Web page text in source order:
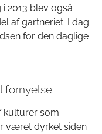
2013 blev også
af gartneriet. I dag
for den daglige
fornyelse
kulturer som
været dyrket siden